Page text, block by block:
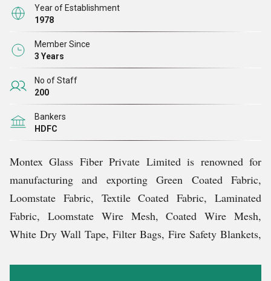
हैं।
Year of Establishment
1978
Member Since
3 Years
No of Staff
200
Bankers
HDFC
Montex Glass Fiber Private Limited is renowned for
manufacturing and exporting Green Coated Fabric,
Loomstate Fabric, Textile Coated Fabric, Laminated
Fabric, Loomstate Wire Mesh, Coated Wire Mesh,
White Dry Wall Tape, Filter Bags, Fire Safety Blankets,